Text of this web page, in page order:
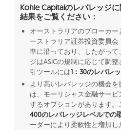
Kohle Capitalのレバレッジ
結果をご覧ください：
オーストラリアのブローカー
ーストラリア証券投資委員会
準に沿っており、したがって
ジはASICの規制に応じて調
引ツールには1：30のレバレ
より高いレバレッジの機会
は、モーリシャス金融サー
するオプションがあります
400のレバレッジレベルでの
ーダーにより柔軟性と増加